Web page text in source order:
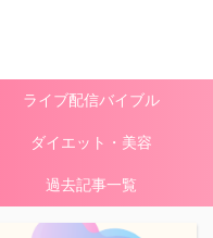
ライブ配信バイブル
ダイエット・美容
過去記事一覧